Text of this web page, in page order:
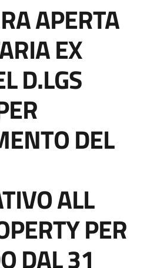
APERTA
EX
D.LGS
DEL
ALL
PER
DAL 31